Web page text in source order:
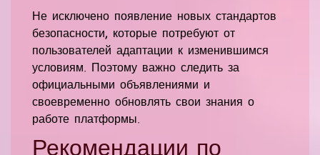
Не исключено появление новых стандартов
безопасности, которые потребуют от
пользователей адаптации к изменившимся
условиям. Поэтому важно следить за
официальными объявлениями и
своевременно обновлять свои знания о
работе платформы.